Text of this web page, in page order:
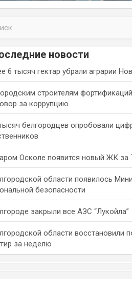
новости
6 тысяч гектар убрали аграрии
строителям
за коррупцию
белгородцев опробовали
Осколе появится новый ЖК за
области появилось
безопасности
закрыли все АЗС “Лукойла”
области восстановили
за неделю